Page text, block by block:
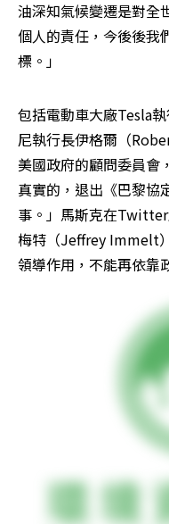
油深知氣候變遷是對全
個人的責任，今後後我
標。」
包括電動車大廠Tesla
尼執行長伊格爾（
美國政府的顧問委員會
真實的，退出《巴黎協
事。」馬斯克在
梅特（Jeffrey Immelt
領導作用，不能再依靠